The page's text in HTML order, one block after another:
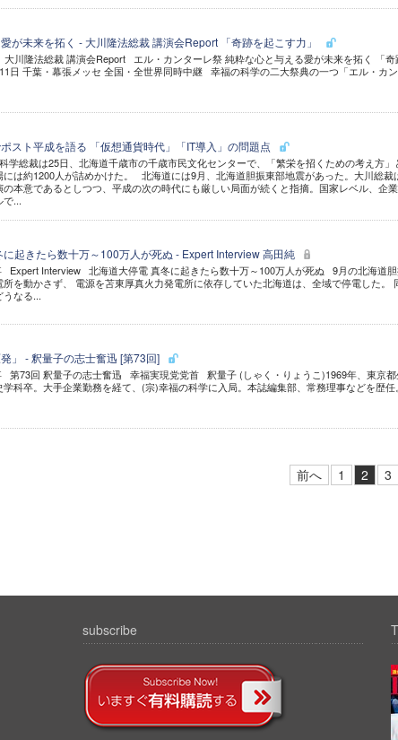
が未来を拓く - 大川隆法総裁 講演会Report 「奇跡を起こす力」
川隆法総裁 講演会Report エル・カンターレ祭 純粋な心と与える愛が未来を拓く 「奇
日 千葉・幕張メッセ 全国・全世界同時中継 幸福の科学の二大祭典の一つ「エル・カ
スト平成を語る 「仮想通貨時代」「IT導入」の問題点
学総裁は25日、北海道千歳市の千歳市民文化センターで、「繁栄を招くための考え方」
には約1200人が詰めかけた。 北海道には9月、北海道胆振東部地震があった。大川総裁
本意であるとしつつ、平成の次の時代にも厳しい局面が続くと指摘。国家レベル、企業
で...
起きたら数十万～100万人が死ぬ - Expert Interview 高田純
Expert Interview 北海道大停電 真冬に起きたら数十万～100万人が死ぬ 9月の北海道
を動かさず、 電源を苫東厚真火力発電所に依存していた北海道は、全域で停電した。
なる...
」 - 釈量子の志士奮迅 [第73回]
第73回 釈量子の志士奮迅 幸福実現党党首 釈量子 (しゃく・りょうこ)1969年、東京都
科卒。大手企業勤務を経て、(宗)幸福の科学に入局。本誌編集部、常務理事などを歴任
前へ 1 2 3
subscribe